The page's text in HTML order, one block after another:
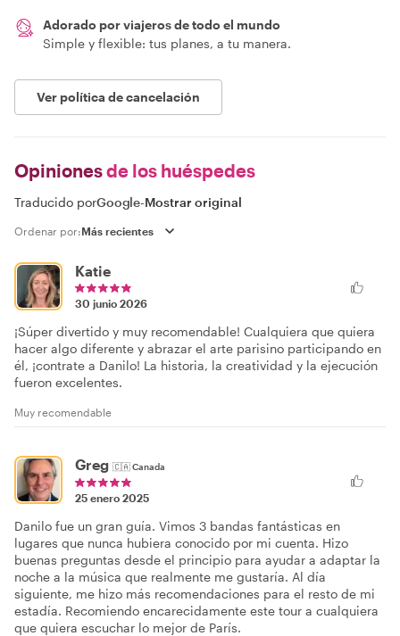
Adorado por viajeros de todo el mundo
Simple y flexible: tus planes, a tu manera.
Ver política de cancelación
Opinionesde los huéspedes
Traducido porGoogle-Mostrar original
Ordenar por:
Katie
30 junio 2026
¡Súper divertido y muy recomendable! Cualquiera que quiera
hacer algo diferente y abrazar el arte parisino participando en
él, ¡contrate a Danilo! La historia, la creatividad y la ejecución
fueron excelentes.
Muy recomendable
Greg 🇨🇦Canada
25 enero 2025
Danilo fue un gran guía. Vimos 3 bandas fantásticas en
lugares que nunca hubiera conocido por mi cuenta. Hizo
buenas preguntas desde el principio para ayudar a adaptar la
noche a la música que realmente me gustaría. Al día
siguiente, me hizo más recomendaciones para el resto de mi
estadía. Recomiendo encarecidamente este tour a cualquiera
que quiera escuchar lo mejor de París.